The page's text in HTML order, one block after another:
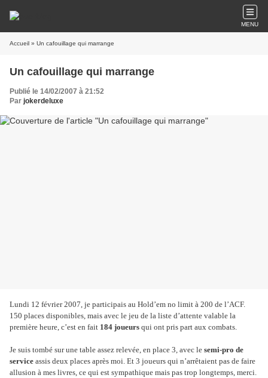
MENU
Accueil » Un cafouillage qui marrange
Un cafouillage qui marrange
Publié le 14/02/2007 à 21:52
Par jokerdeluxe
Lundi 12 février 2007, je participais au Hold’em no limit à 200 de l’ACF.
150 places disponibles, mais avec le jeu de la liste d’attente valable la
première heure, c’est en fait 184 joueurs qui ont pris part aux combats.
Je suis tombé sur une table assez relevée, en place 3, avec le semi-pro de
service assis deux places après moi. Et 3 joueurs qui n’arrêtaient pas de faire
allusion à mes livres, ce qui est sympathique mais pas trop longtemps, merci.